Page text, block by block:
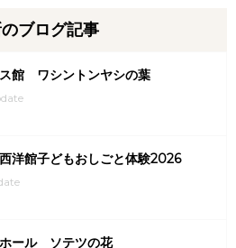
ブログ記事
館 ワシントンヤシの葉
洋館子どもおしごと体験2026
ール ソテツの花